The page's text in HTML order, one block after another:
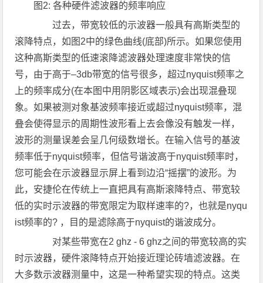
图2: 各种硬件滤波器的频率响应
过去，带宽较低的示波器一般具有高斯类型的
滚降特点，如图2中的绿色曲线(底部)所示。如果您使用
这种高斯类型的低速滚降滤波器处理速度非常快的信
号，由于高于–3db带宽的信号很多，超过nyquist频率之
上的频率成分(在本图中用阴影区域表示)会出现混叠现
象。如果被测对象基波频率接近或超过nyquist频率，混
叠会使得显示的周期性波形看上去会像没有触发一样，
波形的测量误差会呈几何级数增长。在输入信号的基波
频率低于nyquist频率，但信号谐波高于nyquist频率时，
您可能会在示波器显示屏上看到边沿“摇摆”的波形。为
此，安捷伦在传统上一直把具有高斯滚降特点、带宽较
低的实时示波器的带宽限定为取样速率的?，也就是nyqu
ist频率的? ，目的是滤除高于nyquist的谐波成分。
对某些带宽在2 ghz - 6 ghz之间的带宽较高的实
时示波器，硬件滚降特点开始接近理论砖墙滤波器。在
大多数示波器测量中，这是一种希望实现的特点。这类